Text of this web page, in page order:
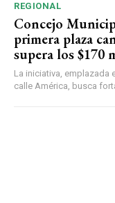
REGIONAL
Concejo
primera plaza
supera los $170
La iniciativa, emplazada
calle América, busca